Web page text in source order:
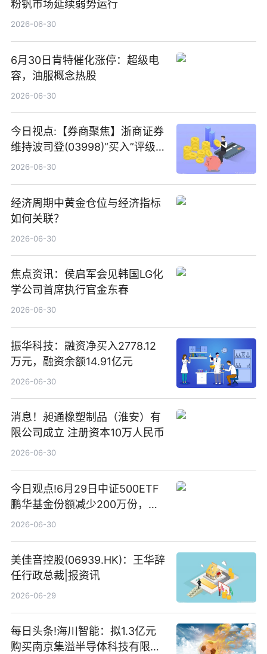
粉钒市场延续弱势运行
2026-06-30
6月30日肯特催化涨停：超级电
容，油服概念热股
2026-06-30
今日视点:【券商聚焦】浙商证券
维持波司登(03998)“买入”评级
指其业绩高质量稳增长
2026-06-30
经济周期中黄金仓位与经济指标
如何关联？
2026-06-30
焦点资讯：侯启军会见韩国LG化
学公司首席执行官金东春
2026-06-30
振华科技：融资净买入2778.12
万元，融资余额14.91亿元
2026-06-30
消息！昶通橡塑制品（淮安）有
限公司成立 注册资本10万人民币
2026-06-30
今日观点!6月29日中证500ETF
鹏华基金份额减少200万份，重
仓股亨通光电、赤峰黄金、佰维
2026-06-30
美佳音控股(06939.HK)：王华辞
任行政总裁|报资讯
2026-06-29
每日头条!海川智能：拟1.3亿元
购买南京集溢半导体科技有限公